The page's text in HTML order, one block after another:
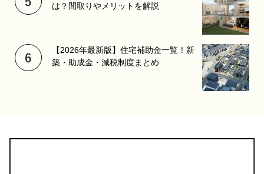
は？間取りやメリットを解説
【2026年最新版】住宅補助金一覧！新
築・助成金・減税制度まとめ